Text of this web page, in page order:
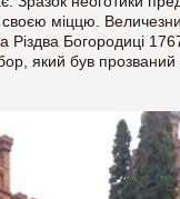
міццю.
Різдва Богородиці
який був